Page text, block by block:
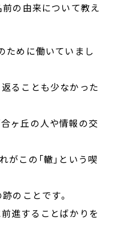
前の由来について教え
ために働いていまし
ることも少なかった
ヶ丘の人や情報の交
がこの「轍」という喫
のことです。
進することばかりを